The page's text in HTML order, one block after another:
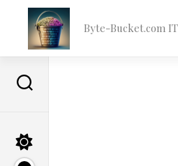
content
Byte-Bucket.com